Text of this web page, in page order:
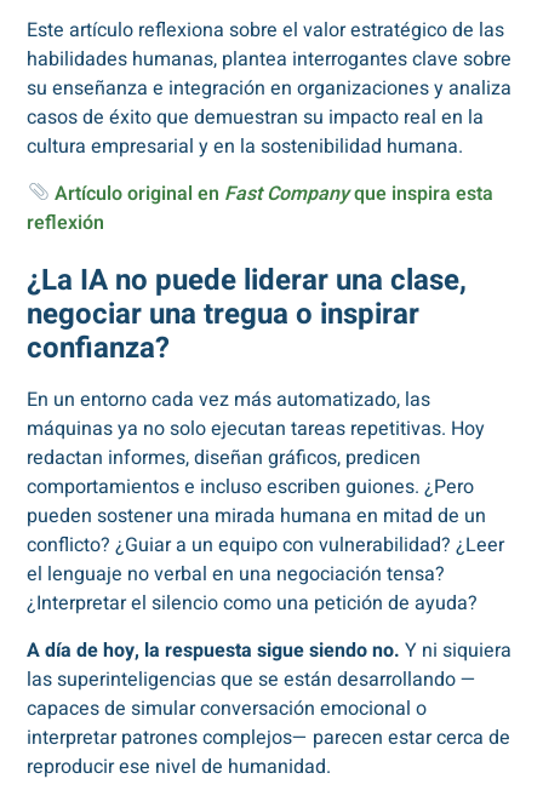
Este artículo reflexiona sobre el valor estratégico de las
habilidades humanas, plantea interrogantes clave sobre
su enseñanza e integración en organizaciones y analiza
casos de éxito que demuestran su impacto real en la
cultura empresarial y en la sostenibilidad humana.
Artículo original en Fast Companyque inspira esta
reflexión
¿La IA no puede liderar una clase,
negociar una tregua o inspirar
confianza?
En un entorno cada vez más automatizado, las
máquinas ya no solo ejecutan tareas repetitivas. Hoy
redactan informes, diseñan gráficos, predicen
comportamientos e incluso escriben guiones. ¿Pero
pueden sostener una mirada humana en mitad de un
conflicto? ¿Guiar a un equipo con vulnerabilidad? ¿Leer
el lenguaje no verbal en una negociación tensa?
¿Interpretar el silencio como una petición de ayuda?
A día de hoy, la respuesta sigue siendo no. Y ni siquiera
las superinteligencias que se están desarrollando —
capaces de simular conversación emocional o
interpretar patrones complejos— parecen estar cerca de
reproducir ese nivel de humanidad.